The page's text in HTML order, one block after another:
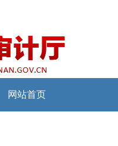
网站首页